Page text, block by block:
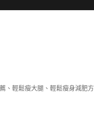
輕鬆瘦大腿、輕鬆瘦身減肥